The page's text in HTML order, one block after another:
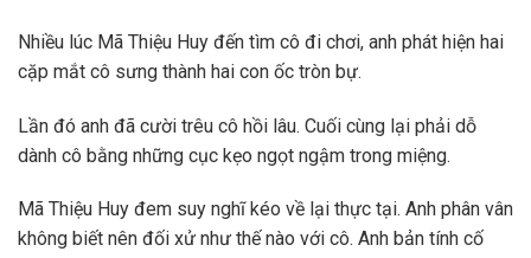
Nhiều lúc Mã Thiệu Huy đến tìm cô đi chơi, anh phát hiện hai
cặp mắt cô sưng thành hai con ốc tròn bự.
Lần đó anh đã cười trêu cô hồi lâu. Cuối cùng lại phải dỗ
dành cô bằng những cục kẹo ngọt ngậm trong miệng.
Mã Thiệu Huy đem suy nghĩ kéo về lại thực tại. Anh phân vân
không biết nên đối xử như thế nào với cô. Anh bản tính cố